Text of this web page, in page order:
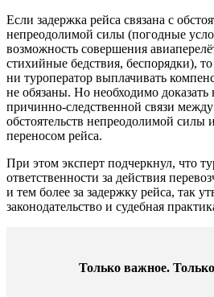
Если задержка рейса связана с
непреодолимой силы (погодные
возможность совершения
стихийные бедствия, беспорядки),
ни туроператор выплачивать
не обязаны. Но необходимо
причинно-следственной связи
обстоятельств непреодолимой силы
переносом рейса.
При этом эксперт подчеркнул, что
ответственности за действия
и тем более за задержку рейса, так
законодательство и судебная
Только важное.